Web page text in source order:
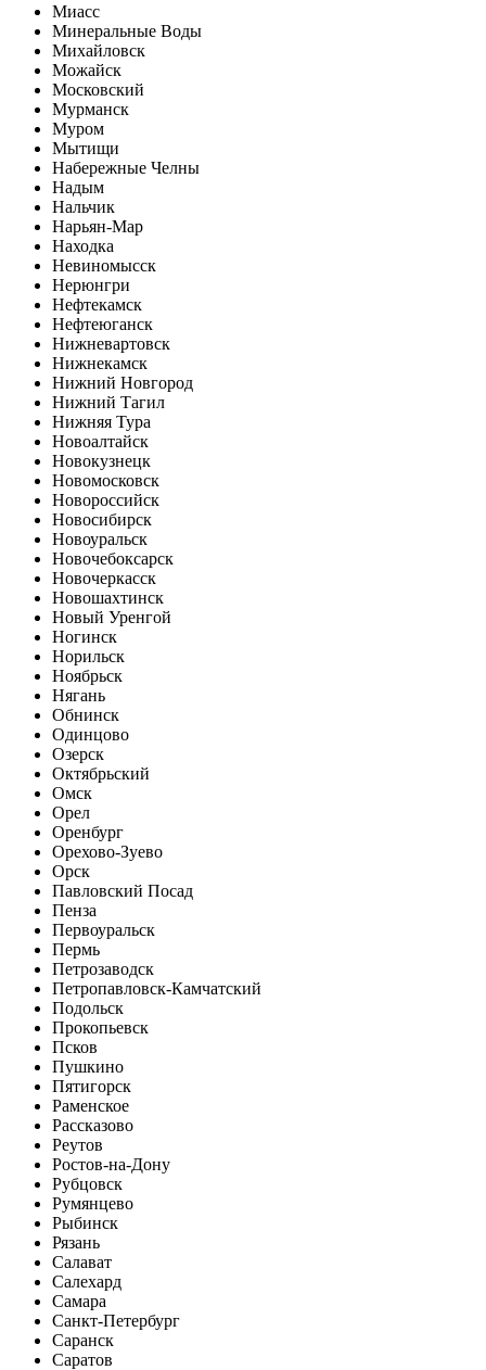
Миасс
Минеральные Воды
Михайловск
Можайск
Московский
Мурманск
Муром
Мытищи
Набережные Челны
Надым
Нальчик
Нарьян-Мар
Находка
Невиномысск
Нерюнгри
Нефтекамск
Нефтеюганск
Нижневартовск
Нижнекамск
Нижний Новгород
Нижний Тагил
Нижняя Тура
Новоалтайск
Новокузнецк
Новомосковск
Новороссийск
Новосибирск
Новоуральск
Новочебоксарск
Новочеркасск
Новошахтинск
Новый Уренгой
Ногинск
Норильск
Ноябрьск
Нягань
Обнинск
Одинцово
Озерск
Октябрьский
Омск
Орел
Оренбург
Орехово-Зуево
Орск
Павловский Посад
Пенза
Первоуральск
Пермь
Петрозаводск
Петропавловск-Камчатский
Подольск
Прокопьевск
Псков
Пушкино
Пятигорск
Раменское
Рассказово
Реутов
Ростов-на-Дону
Рубцовск
Румянцево
Рыбинск
Рязань
Салават
Салехард
Самара
Санкт-Петербург
Саранск
Саратов